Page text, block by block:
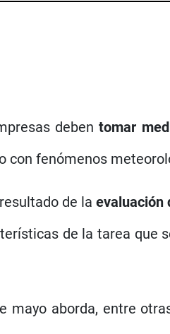
debentomar
con fenómenos
de la evaluación
de la tarea que
mayo aborda, entre